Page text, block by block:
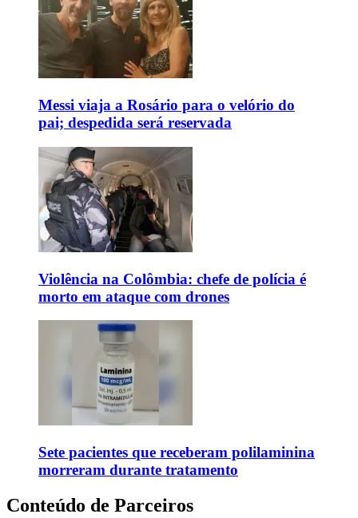
Messi viaja a Rosário para o velório do
pai; despedida será reservada
Violência na Colômbia: chefe de polícia é
morto em ataque com drones
Sete pacientes que receberam polilaminina
morreram durante tratamento
Conteúdo de Parceiros